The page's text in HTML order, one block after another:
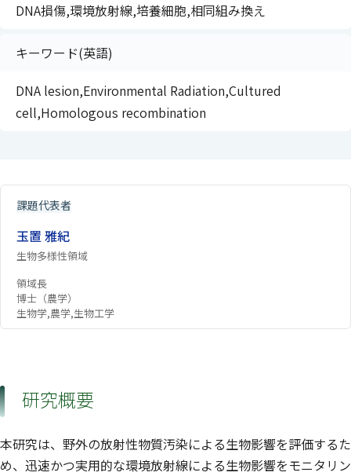
DNA損傷,環境放射線,培養細胞,相同組み換え
キーワード(英語)
DNA lesion,Environmental Radiation,Cultured
cell,Homologous recombination
課題代表者
玉置 雅紀
生物多様性領域
領域長
博士（農学）
生物学,農学,生物工学
研究概要
本研究は、野外の放射性物質汚染による生物影響を評価するた
め、迅速かつ実用的な環境放射線による生物影響をモニタリン